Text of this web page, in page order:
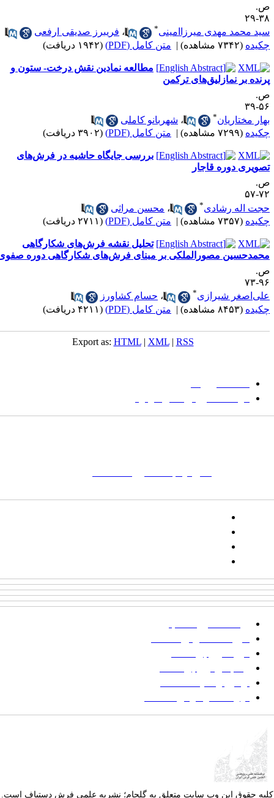
۲۹
محمد مهدی میرزاامینی
،فریبرز صدیقی ارفعی
(۷۳۴۲ مشاهده) | متن کامل (PDF) (۱۹۴۲ دریافت)
مطالعه نمادین نقش درخت- ستون و
بر نمازلیق‌های ترکمن
۳۹
مختاریان * ،شهربانو کاملی
(۷۲۹۹ مشاهده) | متن کامل (PDF) (۳۹۰۲ دریافت)
بررسی جایگاه حاشیه در فرش‌های
دوره قاجار
۵۷
اله رشادی
،محسن مراثی
(۷۳۵۷ مشاهده) | متن کامل (PDF) (۲۷۱۱ دریافت)
تحلیل نقشه‌ فرش‌های شکارگاهی
مصورالملکی بر مبنای فرش‌های شکارگاهی دوره صفوی
۷۳
شیرازی
،حسام کشاورز
(۸۴۵۳ مشاهده) | متن کامل (PDF) (۴۲۱۱ دریافت)
Export as:HTML |XML|RSS
دانشگاه بیرجند
مؤسسه آموزش عالی فردوس
تلفن:
شماره همراه: ۰۹۳۹۳۸۵۵۵۴۴
پیامک: ۱۰۰۰۹۵۴۶۸۹۲۳۱۵
ایمیل:
پرداخت صورتحساب
شیوه‌نامه نگارش مقالات
فرایند ارزیابی مقاله
زمانبندی ارزیابی مقاله
توضیح وضعیت مقالات
فهرست موضوعی مقاله‌ها
حقوق این وب سایت متعلق بهگلجام؛ نشریه علمی فرش دستبافاست.